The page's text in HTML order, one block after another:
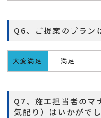
Q6、ご提案のプラン
大変満足 満足
Q7、施工担当者のマ
気配り）はいかがで